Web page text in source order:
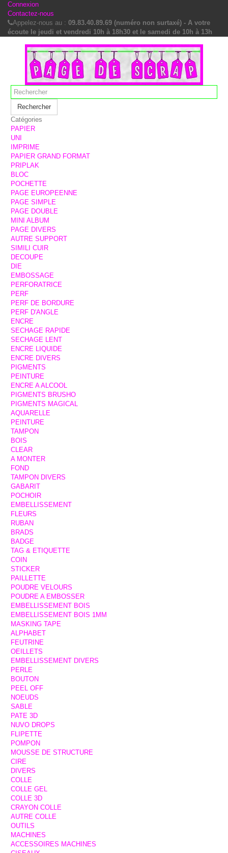
Connexion
Contactez-nous
Appelez-nous au : 09.83.40.89.69 (numéro non surtaxé) - A votre
écoute le jeudi et vendredi 10h à 18h30 et le samedi de 10h à 13h
Rechercher
Catégories
PAPIER
UNI
IMPRIME
PAPIER GRAND FORMAT
PRIPLAK
BLOC
POCHETTE
PAGE EUROPEENNE
PAGE SIMPLE
PAGE DOUBLE
MINI ALBUM
PAGE DIVERS
AUTRE SUPPORT
SIMILI CUIR
DECOUPE
DIE
EMBOSSAGE
PERFORATRICE
PERF
PERF DE BORDURE
PERF D'ANGLE
ENCRE
SECHAGE RAPIDE
SECHAGE LENT
ENCRE LIQUIDE
ENCRE DIVERS
PIGMENTS
PEINTURE
ENCRE A ALCOOL
PIGMENTS BRUSHO
PIGMENTS MAGICAL
AQUARELLE
PEINTURE
TAMPON
BOIS
CLEAR
A MONTER
FOND
TAMPON DIVERS
GABARIT
POCHOIR
EMBELLISSEMENT
FLEURS
RUBAN
BRADS
BADGE
TAG & ETIQUETTE
COIN
STICKER
PAILLETTE
POUDRE VELOURS
POUDRE A EMBOSSER
EMBELLISSEMENT BOIS
EMBELLISSEMENT BOIS 1MM
MASKING TAPE
ALPHABET
FEUTRINE
OEILLETS
EMBELLISSEMENT DIVERS
PERLE
BOUTON
PEEL OFF
NOEUDS
SABLE
PATE 3D
NUVO DROPS
FLIPETTE
POMPON
MOUSSE DE STRUCTURE
CIRE
DIVERS
COLLE
COLLE GEL
COLLE 3D
CRAYON COLLE
AUTRE COLLE
OUTILS
MACHINES
ACCESSOIRES MACHINES